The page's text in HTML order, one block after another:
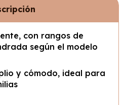
con rangos de
según el modelo
y cómodo, ideal para